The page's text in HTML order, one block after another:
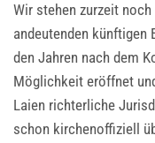
Wir stehen zurzeit
andeutenden künftigen
den Jahren nach dem
Möglichkeit eröffnet
Laien richterliche
schon kirchenoffiziell